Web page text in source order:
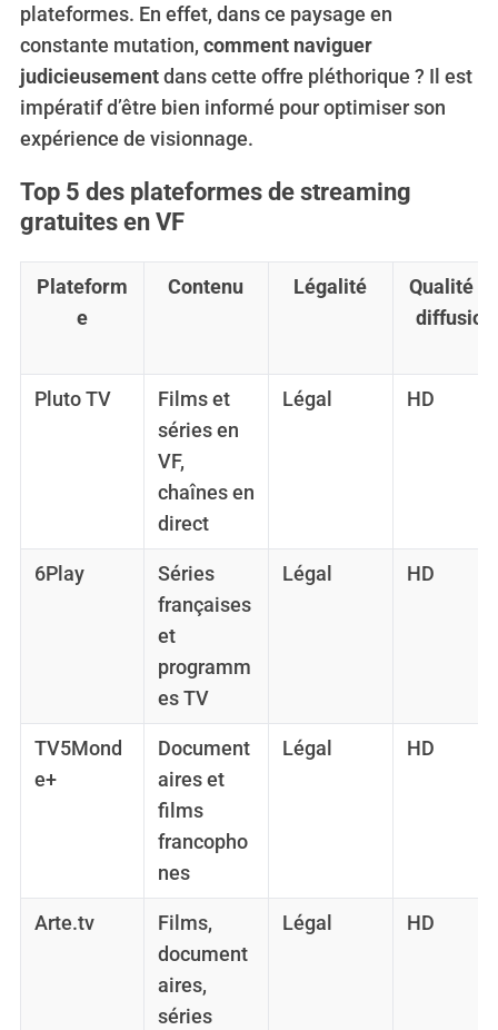
plateformes. En effet, dans ce paysage en
constante mutation, comment naviguer
judicieusementdans cette offre pléthorique ? Il est
impératif d’être bien informé pour optimiser son
expérience de visionnage.
Top 5 des plateformes de streaming
gratuites en VF
Plateform
e
Contenu Légalité
Qualité
diffusion
Pluto TV
Films et
séries en
VF,
chaînes en
direct
Légal HD
6Play
Séries
françaises
et
programm
es TV
Légal HD
TV5Mond
e+
Document
aires et
films
francopho
nes
Légal HD
Arte.tv
Films,
document
aires,
séries
Légal HD